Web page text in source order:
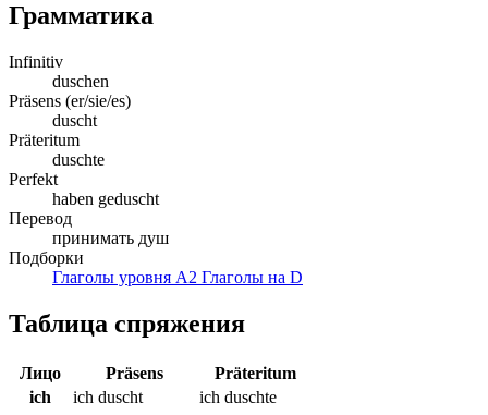
Грамматика
Infinitiv
duschen
Präsens (er/sie/es)
duscht
Präteritum
duschte
Perfekt
haben geduscht
Перевод
принимать душ
Подборки
Глаголы уровня A2 Глаголы на D
Таблица спряжения
Лицо Präsens
Präteritum
ich
ich duscht
ich duschte